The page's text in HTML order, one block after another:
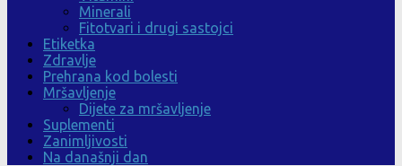
Minerali
Fitotvari i drugi sastojci
Etiketka
Zdravlje
Prehrana kod bolesti
Mršavljenje
Dijete za mršavljenje
Suplementi
Zanimljivosti
Na današnji dan